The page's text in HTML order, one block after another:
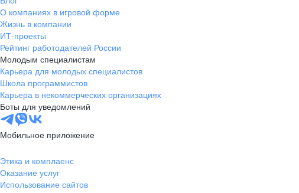
О компаниях в игровой форме
Жизнь в компании
ИТ-проекты
Рейтинг работодателей России
Молодым специалистам
Карьера для молодых специалистов
Школа программистов
Карьера в некоммерческих организациях
Боты для уведомлений
Мобильное приложение
Этика и комплаенс
Оказание услуг
Использование сайтов